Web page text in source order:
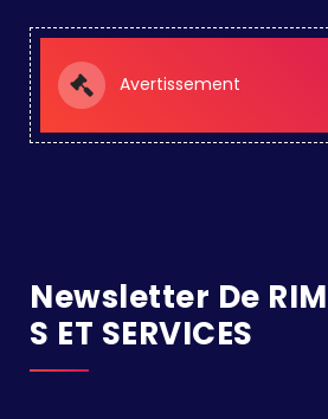
Avertissement
Newsletter De
S ET SERVICES